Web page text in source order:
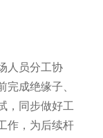
人员分工协
成绝缘子、
，同步做好工
作，为后续杆